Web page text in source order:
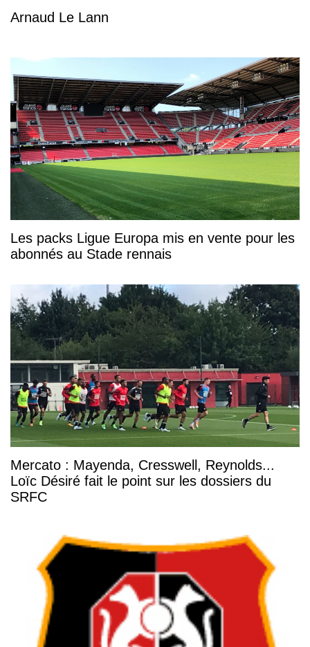
Arnaud Le Lann
Les packs Ligue Europa mis en vente pour les
abonnés au Stade rennais
Mercato : Mayenda, Cresswell, Reynolds...
Loïc Désiré fait le point sur les dossiers du
SRFC